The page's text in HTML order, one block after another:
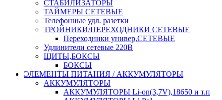
СТАБИЛИЗАТОРЫ
ТАЙМЕРЫ СЕТЕВЫЕ
Телефонные удл. разетки
ТРОЙНИКИ/ПЕРЕХОДНИКИ СЕТЕВЫЕ
Переходники универ,СЕТЕВЫЕ
Удлинители сетевые 220В
ЩИТЫ,БОКСЫ
БОКСЫ
ЭЛЕМЕНТЫ ПИТАНИЯ / АККУМУЛЯТОРЫ
АККУМУЛЯТОРЫ
АККУМУЛЯТОРЫ Li-on(3,7V),18650 и т.п